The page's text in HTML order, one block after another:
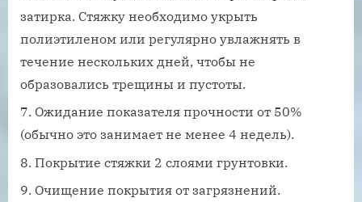
затирка. Стяжку необходимо укрыть
полиэтиленом или регулярно увлажнять в
течение нескольких дней, чтобы не
образовались трещины и пустоты.
Ожидание показателя прочности от 50%
(обычно это занимает не менее 4 недель).
Покрытие стяжки 2 слоями грунтовки.
Очищение покрытия от загрязнений.